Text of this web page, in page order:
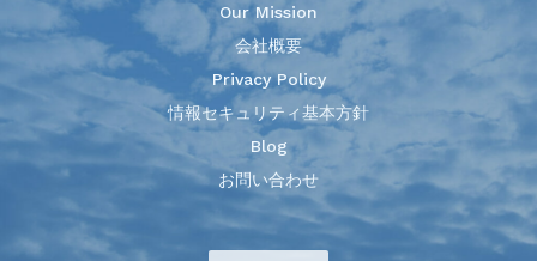
Our Mission
会社概要
Privacy Policy
情報セキュリティ基本方針
Blog
お問い合わせ